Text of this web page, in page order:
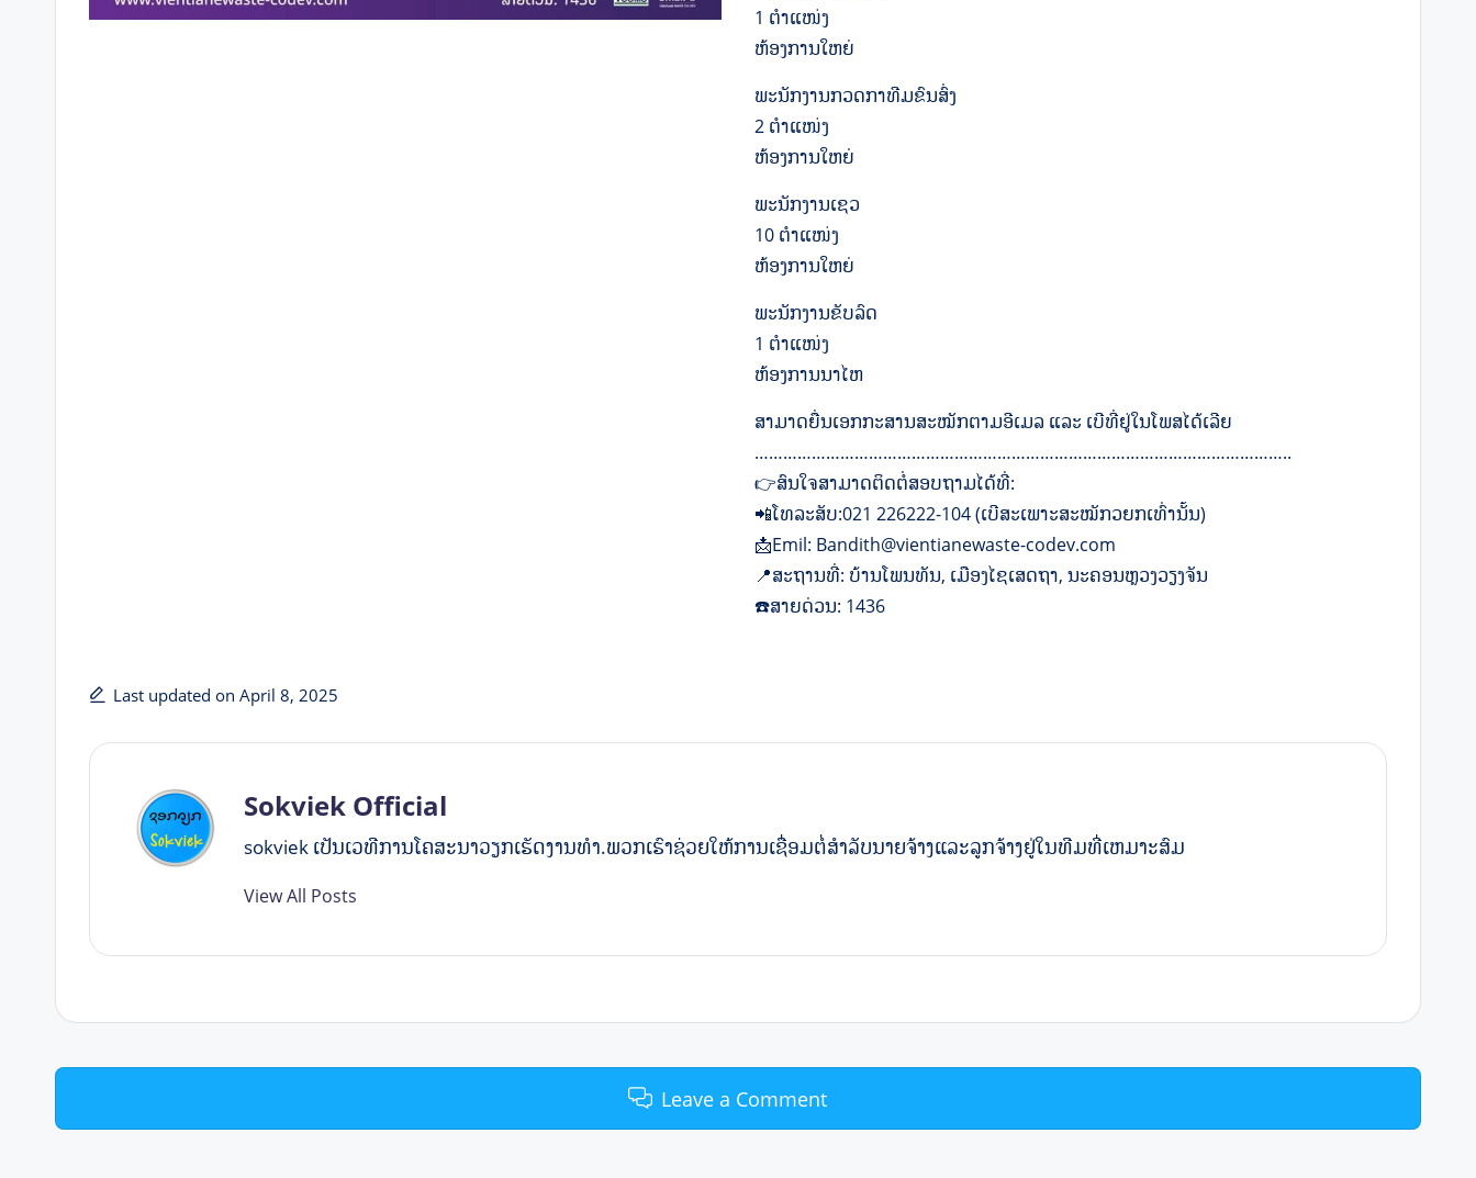
1 ຕຳແໜ່ງ
ຫ້ອງການໃຫຍ່
ພະນັກງານກວດກາທີມຂົນສົ່ງ
2 ຕຳແໜ່ງ
ຫ້ອງການໃຫຍ່
ພະນັກງານເຊວ
10 ຕຳແໜ່ງ
ຫ້ອງການໃຫຍ່
ພະນັກງານຂັບລົດ
1 ຕຳແໜ່ງ
ຫ້ອງການນາໄຫ
ສາມາດຍື່ນເອກກະສານສະໝັກຕາມອີເມລ ແລະ ເບີທີ່ຢູ່ໃນໂພສໄດ້ເລີຍ
…………………………………………………………………………………………………..
👉ສົນໃຈສາມາດຕິດຕໍ່ສອບຖາມໄດ້ທີ່:
📲ໂທລະສັບ:021 226222-104 (ເບີສະເພາະສະໝັກວຍກເທົ່ານັ້ນ)
📩Emil: Bandith@vientianewaste-codev.com
📍ສະຖານທີ່: ບ້ານໂພນທັນ, ເມືອງໄຊເສດຖາ, ນະຄອນຫຼວງວຽງຈັນ
☎️ສາຍດ່ວນ: 1436
Last updated on April 8, 2025
Sokviek Official
sokviek ເປັນ​ເວ​ທີ​ການ​ໂຄ​ສະ​ນາ​ວຽກ​ເຮັດ​ງານ​ທໍາ​​.ພວກເຮົາຊ່ວຍໃຫ້ການເຊື່ອມຕໍ່ສໍາລັບນາຍຈ້າງແລະລູກຈ້າງຢູ່ໃນທີມທີ່ເຫມາະສົມ
View All Posts
Leave a Comment